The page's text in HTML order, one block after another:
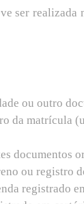
ser realizada
ou outro
da matrícula
documentos
ou registro
registrado